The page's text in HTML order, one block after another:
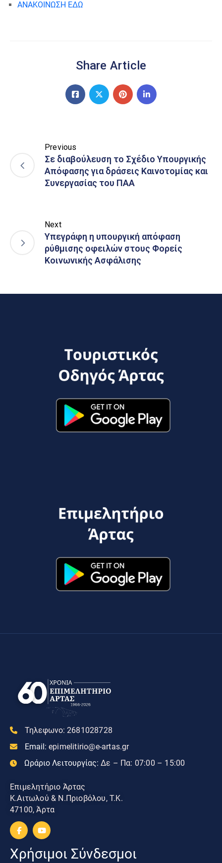
ΑΝΑΚΟΙΝΩΣΗ ΕΔΩ
Share Article
Previous
Σε διαβούλευση το Σχέδιο Υπουργικής
Απόφασης για δράσεις Καινοτομίας και
Συνεργασίας του ΠΑΑ
Next
Υπεγράφη η υπουργική απόφαση
ρύθμισης οφειλών στους Φορείς
Κοινωνικής Ασφάλισης
Τηλεφωνο: 2681028728
Email: epimelitirio@e-artas.gr
Ωράριο Λειτουργίας: Δε – Πα: 07:00 – 15:00
Επιμελητήριο Άρτας
Κ.Αιτωλού & Ν.Πριοβόλου, Τ.Κ.
47100, Άρτα
Χρήσιμοι Σύνδεσμοι